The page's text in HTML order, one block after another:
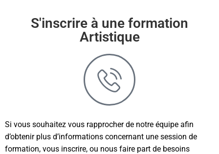
S'inscrire à une formation
Artistique
Si vous souhaitez vous rapprocher de notre équipe afin
d’obtenir plus d’informations concernant une session de
formation, vous inscrire, ou nous faire part de besoins